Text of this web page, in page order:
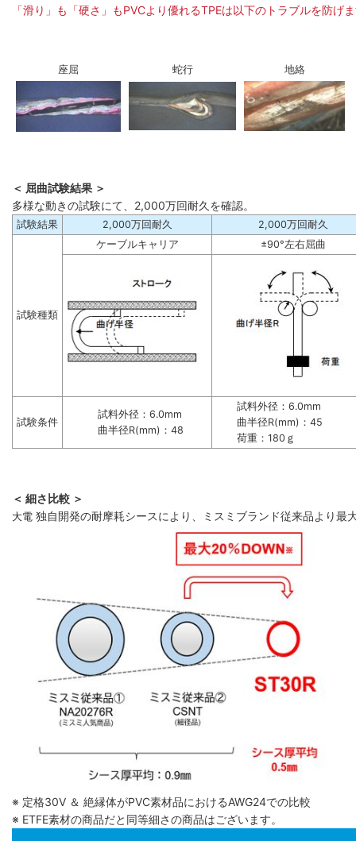
「滑り」も「硬さ」もPVCより優れるTPEは以下のトラブルを防げ
座屈 蛇行 地絡
＜ 屈曲試験結果 ＞
多様な動きの試験にて、2,000万回耐久を確認。
試験結果 2,000万回耐久 2,000万回耐久
試験種類
ケーブルキャリア ±90°左右屈曲
試験条件
試料外径：6.0mm
曲半径R(mm)：48
試料外径：6.0mm
曲半径R(mm)：45
荷重：180ｇ
＜ 細さ比較 ＞
大電 独自開発の耐摩耗シースにより、ミスミブランド従来品より最
※ 定格30V ＆ 絶縁体がPVC素材品におけるAWG24での比較
※ ETFE素材の商品だと同等細さの商品はございます。